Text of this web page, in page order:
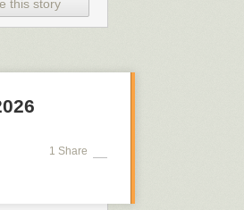
this story
1 Share